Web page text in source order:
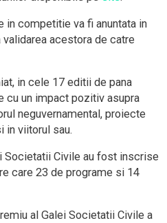
competitie va fi anuntata in
validarea acestora de catre
in cele 17 editii de pana
cu un impact pozitiv asupra
neguvernamental, proiecte
in viitorul sau.
Societatii Civile au fost inscrise
care 23 de programe si 14
al Galei Societatii Civile a